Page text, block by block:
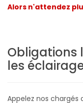
Alors n'attendez
Obligations
les
Appelez nos chargés